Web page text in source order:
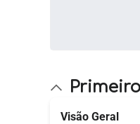
Visão Geral